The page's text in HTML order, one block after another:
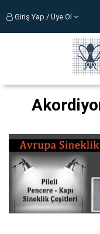
Giriş Yap / Üye Ol